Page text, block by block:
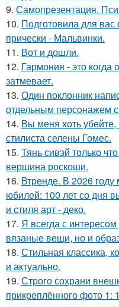
9. Самопрезентация.
10. Подготовила для
прически - Мальвинки.
11. Вот и дошли.
12. Гармония - это когда
затмевает.
13. Один поклонник
отдельным персонажем
14. Вы меня хоть
стилиста селены Гомес.
15. Тянь сивэй только
вершина роскоши.
16. Втренде. В 2026
юбилей: 100 лет со дня
и стиля арт - деко.
17. Я всегда с
вязаные вещи, но и
18. Стильная классика,
и актуально.
19. Строго сохрани
прикреплённого фото 1: